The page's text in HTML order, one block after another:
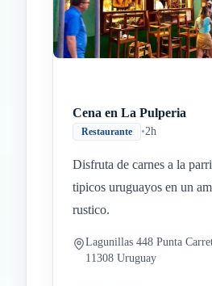
Cena en La Pulperia
Restaurante •2h
Disfruta de carnes a la
tipicos uruguayos en un
rustico.
Lagunillas 448 Punta
11308 Uruguay